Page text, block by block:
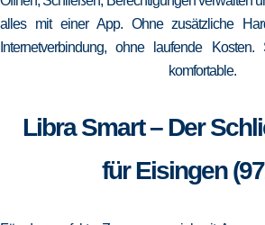
alles mit einer App. Ohne zusätzliche
Internetverbindung, ohne laufende
komfortable.
Libra Smart – Der
für Eisingen